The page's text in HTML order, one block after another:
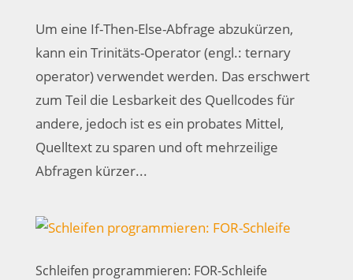
Um eine If-Then-Else-Abfrage abzukürzen,
kann ein Trinitäts-Operator (engl.: ternary
operator) verwendet werden. Das erschwert
zum Teil die Lesbarkeit des Quellcodes für
andere, jedoch ist es ein probates Mittel,
Quelltext zu sparen und oft mehrzeilige
Abfragen kürzer...
Schleifen programmieren: FOR-Schleife